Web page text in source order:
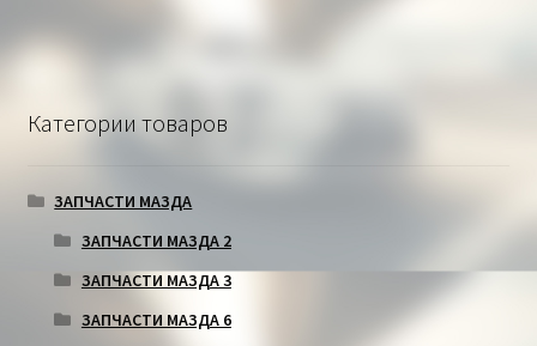
Категории товаров
ЗАПЧАСТИ МАЗДА
ЗАПЧАСТИ МАЗДА 2
ЗАПЧАСТИ МАЗДА 3
ЗАПЧАСТИ МАЗДА 6